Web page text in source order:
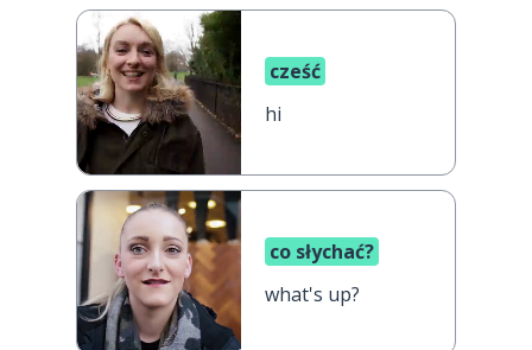
cześć
hi
co słychać?
what's up?